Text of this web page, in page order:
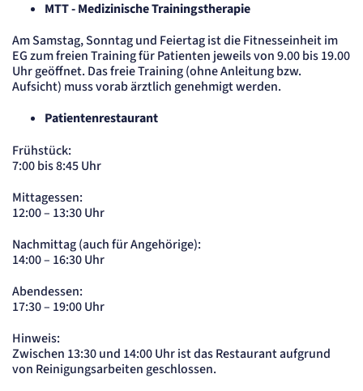
MTT - Medizinische Trainingstherapie
Am Samstag, Sonntag und Feiertag ist die Fitnesseinheit im
EG zum freien Training für Patienten jeweils von 9.00 bis 19.00
Uhr geöffnet. Das freie Training (ohne Anleitung bzw.
Aufsicht) muss vorab ärztlich genehmigt werden.
Patientenrestaurant
Frühstück:
7:00 bis 8:45 Uhr
Mittagessen:
12:00 – 13:30 Uhr
Nachmittag (auch für Angehörige):
14:00 – 16:30 Uhr
Abendessen:
17:30 – 19:00 Uhr
Hinweis:
Zwischen 13:30 und 14:00 Uhr ist das Restaurant aufgrund
von Reinigungsarbeiten geschlossen.